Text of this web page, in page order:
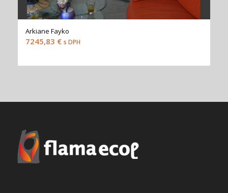
Arkiane Fayko
7245,83 € s DPH